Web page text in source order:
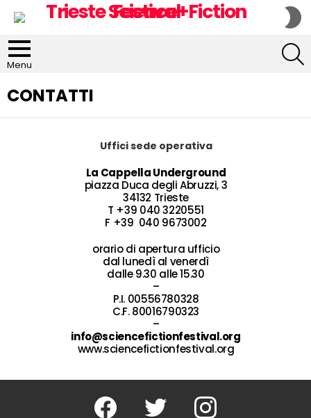
Menu
CONTATTI
Uffici sede operativa
La Cappella Underground
piazza Duca degli Abruzzi, 3
34132 Trieste
T +39 040 3220551
F +39 040 9673002
orario di apertura ufficio
dal lunedì al venerdì
dalle 9.30 alle 15.30
–
P.I. 00556780328
C.F. 80016790323
–
info@sciencefictionfestival.org
www.sciencefictionfestival.org
Facebook Twitter Instagram